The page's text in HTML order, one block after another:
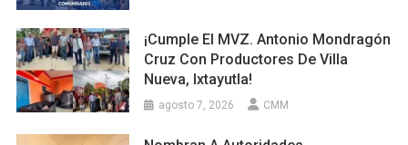
¡Cumple El MVZ. Antonio Mondragón
Cruz Con Productores De Villa
Nueva, Ixtayutla!
agosto 7, 2026 CMM